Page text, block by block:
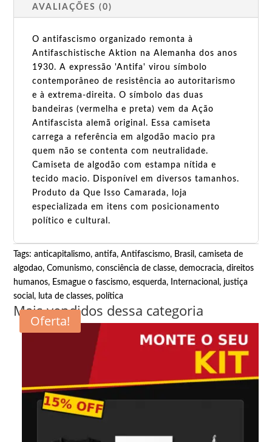
AVALIAÇÕES (0)
O antifascismo organizado remonta à
Antifaschistische Aktion na Alemanha dos anos
1930. A expressão 'Antifa' virou símbolo
contemporâneo de resistência ao autoritarismo
e à extrema-direita. O símbolo das duas
bandeiras (vermelha e preta) vem da Ação
Antifascista alemã original. Essa camiseta
carrega a referência em algodão macio pra
quem não se contenta com neutralidade.
Camiseta de algodão com estampa nítida e
tecido macio. Disponível em diversos tamanhos.
Produto da Que Isso Camarada, loja
especializada em itens com posicionamento
político e cultural.
Tags:anticapitalismo,antifa,Antifascismo, Brasil,camiseta de
algodao,Comunismo,consciência de classe,democracia,direitos
humanos, Esmague o fascismo,esquerda, Internacional,justiça
social, luta de classes, política
Mais vendidos dessa categoria
Oferta!